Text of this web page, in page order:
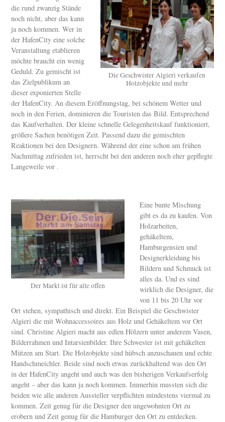
Die Geschwister Algieri verkaufen
Holzobjekte und mehr
die rund zwanzig Stände
noch nicht, aber das kann
ja noch kommen. Wer in
der HafenCity eine solche
Veranstaltung etablieren
möchte braucht ein wenig
Geduld. Zu gemischt ist
das Zielpublikum an
dieser exponierten Stelle
der HafenCity. An diesem Eröffnungstag, bei schönem Wetter und
noch in den Ferien, dominieren die Touristen das Bild. Entsprechend
das Kaufverhalten. Der kleine schnelle Gelegenheitskauf funktioniert,
größere Sachen benötigen Zeit. Passend dazu die gemischten
Reaktionen bei den Designern. Während der eine schon am frühen
Nachmittag zufrieden ist, herrscht bei den anderen noch eher gepflegte
Langeweile vor .
Der Markt ist für alle offen
Eine bunte Mischung
gibt es da zu kaufen. Von
Holzarbeiten,
gehäkeltem,
Hamburgensien und
Designerkleidung bis
Bildern und Schmuck ist
alles da. Und es sind
wirklich die Designer, die
von 11 bis 20 Uhr vor
Ort stehen, sympathisch und direkt. Ein Beispiel die Geschwister
Algieri die mit Wohnaccessoires aus Holz und Gehäkeltem vor Ort
sind. Christine Algieri macht aus edlen Hölzern unter anderem Vasen,
Bilderrahmen und Intarsienbilder. Ihre Schwester ist mit gehäkelten
Mützen am Start. Die Holzobjekte sind hübsch anzuschauen und echte
Handschmeichler. Beide sind noch etwas zurückhaltend was den Ort
in der HafenCity angeht und auch was den bisherigen Verkaufserfolg
angeht – aber das kann ja noch kommen. Immerhin mussten sich die
beiden wie alle anderen Aussteller verpflichten mindestens viermal zu
kommen. Zeit genug für die Designer den ungewohnten Ort zu
erobern und Zeit genug für die Hamburger den Ort zu entdecken.